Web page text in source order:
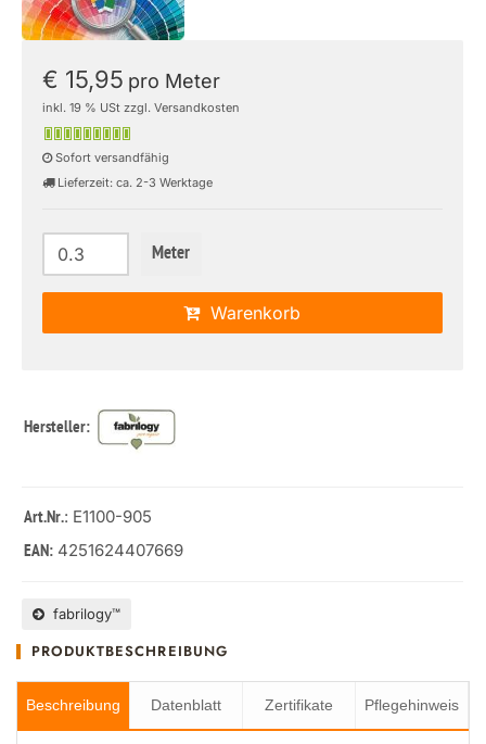
€ 15,95 pro Meter
inkl. 19 % USt zzgl. Versandkosten
Sofort versandfähig
Lieferzeit: ca. 2-3 Werktage
Meter
Warenkorb
Hersteller:
Art.Nr.: E1100-905
EAN: 4251624407669
fabrilogy™
PRODUKTBESCHREIBUNG
Beschreibung Datenblatt Zertifikate Pflegehinweis